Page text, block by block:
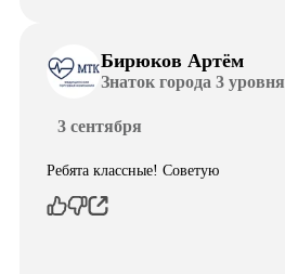
Бирюков Артём
Знаток города 3 уровня
3 сентября
Ребята классные! Советую